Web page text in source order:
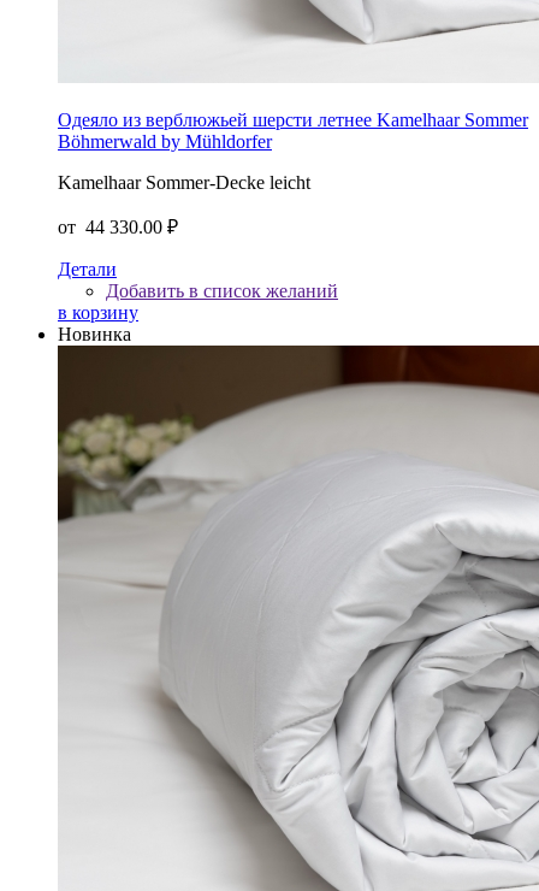
Одеяло из верблюжьей шерсти летнее Kamelhaar Sommer
Böhmerwald by Mühldorfer
Kamelhaar Sommer-Decke leicht
от 44 330.00 ₽
Детали
Добавить в список желаний
в корзину
Новинка